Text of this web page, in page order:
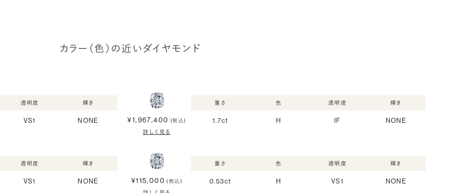
カラー（色）の近いダイヤモンド
透明度
VS1
輝き
NONE ¥1,967,400 (税込)
詳しく見る
重さ
1.7ct
色
H
透明度
IF
輝き
NONE
透明度
VS1
輝き
NONE ¥115,000 (税込)
重さ
0.53ct
色
H
透明度
VS1
輝き
NONE